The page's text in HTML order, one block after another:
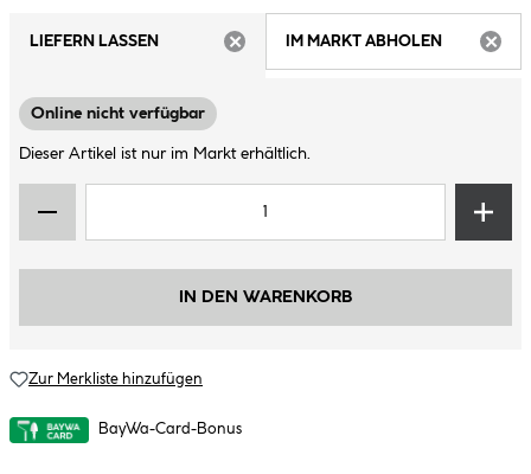
LIEFERN LASSEN
IM MARKT ABHOLEN
Online nicht verfügbar
Dieser Artikel ist nur im Markt erhältlich.
IN DEN WARENKORB
Zur Merkliste hinzufügen
BayWa-Card-Bonus